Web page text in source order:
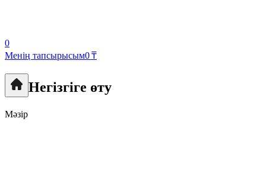
0
Менің тапсырысым0 ₸
Негізгіге өту
Мәзір